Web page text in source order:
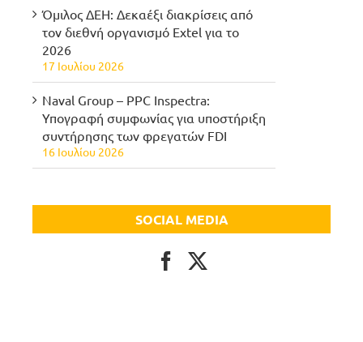
Όμιλος ΔΕΗ: Δεκαέξι διακρίσεις από
τον διεθνή οργανισμό Extel για το
2026
17 Ιουλίου 2026
Naval Group – PPC Inspectra:
Υπογραφή συμφωνίας για υποστήριξη
συντήρησης των φρεγατών FDI
16 Ιουλίου 2026
SOCIAL MEDIA